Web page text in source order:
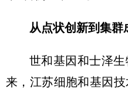
从点状创新到集
世和基因和士泽
来，江苏细胞和基因